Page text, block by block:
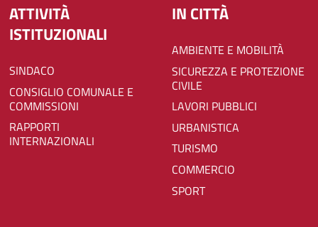
ATTIVITÀ
ISTITUZIONALI
SINDACO
CONSIGLIO COMUNALE E
COMMISSIONI
RAPPORTI
INTERNAZIONALI
IN CITTÀ
AMBIENTE E MOBILITÀ
SICUREZZA E PROTEZIONE
CIVILE
LAVORI PUBBLICI
URBANISTICA
TURISMO
COMMERCIO
SPORT